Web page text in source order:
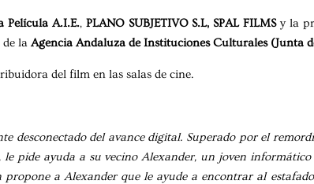
Película A.I.E., PLANO SUBJETIVO S.L, SPAL FILMSy la
la Agencia Andaluza de Instituciones Culturales (Junta
del film en las salas de cine.
desconectado del avance digital. Superado por el
le pide ayuda a su vecino Alexander, un joven
a Alexander que le ayude a encontrar al